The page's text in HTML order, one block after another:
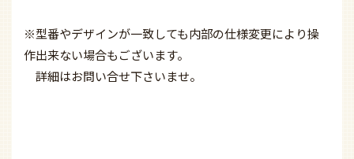
※型番やデザインが一致しても内部の仕様変更により操
作出来ない場合もございます。
詳細はお問い合せ下さいませ。